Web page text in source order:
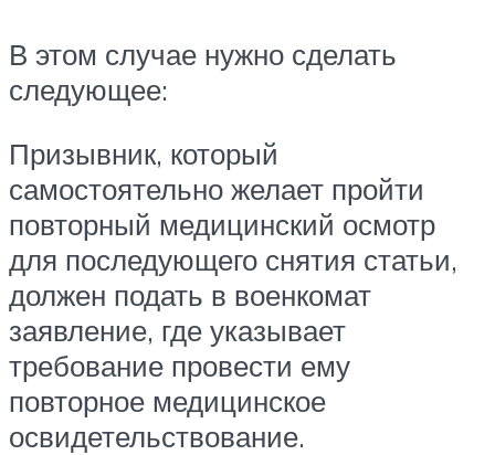
В этом случае нужно сделать
следующее:
Призывник, который
самостоятельно желает пройти
повторный медицинский осмотр
для последующего снятия статьи,
должен подать в военкомат
заявление, где указывает
требование провести ему
повторное медицинское
освидетельствование.